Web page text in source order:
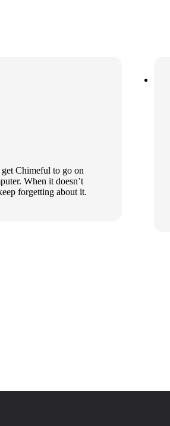
Chimeful to go on
When it doesn’t
forgetting about it.